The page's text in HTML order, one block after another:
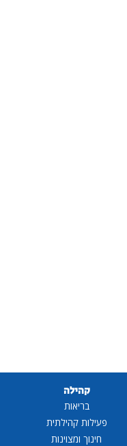
קהילה
בריאות
פעילות קהילתית
חינוך ומצוינות